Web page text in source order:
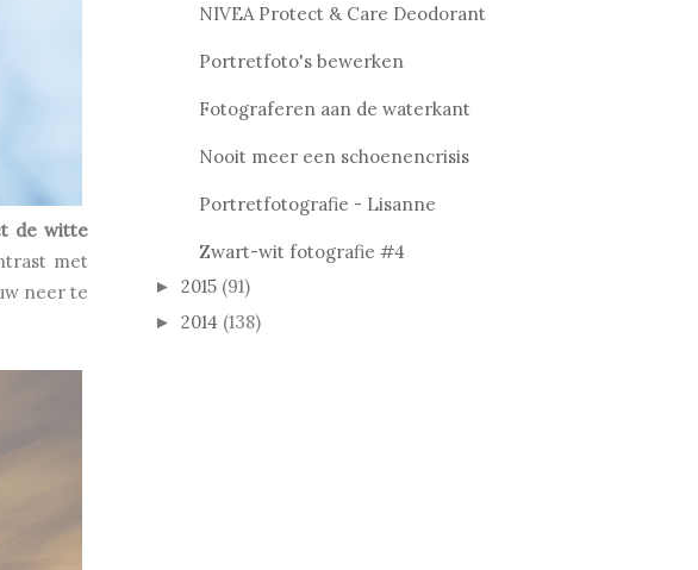
de witte
met
neer te
NIVEA Protect & Care Deodorant
Portretfoto's bewerken
Fotograferen aan de waterkant
Nooit meer een schoenencrisis
Portretfotografie - Lisanne
Zwart-wit fotografie #4
► 2015 (91)
► 2014 (138)